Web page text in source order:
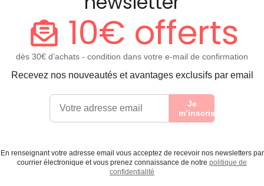
10€ offerts
dès 30€ d’achats - condition dans votre e-mail de confirmation
Recevez nos nouveautés et avantages exclusifs par email
Je
m’inscris
En renseignant votre adresse email vous acceptez de recevoir nos newsletters par
courrier électronique et vous prenez connaissance de notre politique de
confidentialité